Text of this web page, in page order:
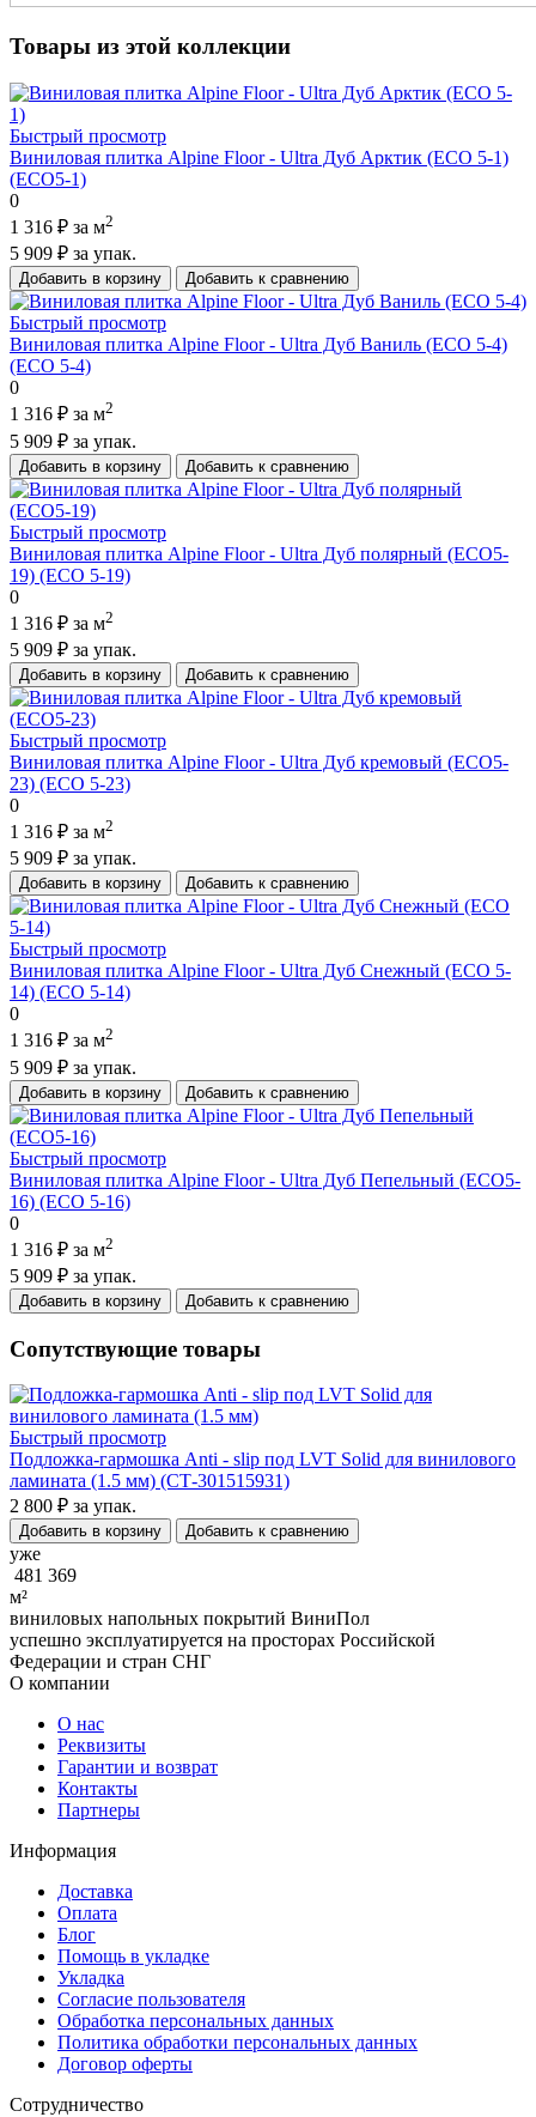
Товары из этой коллекции
Быстрый просмотр
Виниловая плитка Alpine Floor - Ultra Дуб Арктик (ECO 5-1)
(ECO5-1)
0
1 316 ₽ за м2
5 909 ₽ за упак.
Добавить в корзину Добавить к сравнению
Быстрый просмотр
Виниловая плитка Alpine Floor - Ultra Дуб Ваниль (ECO 5-4)
(ECO 5-4)
0
1 316 ₽ за м2
5 909 ₽ за упак.
Добавить в корзину Добавить к сравнению
Быстрый просмотр
Виниловая плитка Alpine Floor - Ultra Дуб полярный (ЕСО5-
19) (ECO 5-19)
0
1 316 ₽ за м2
5 909 ₽ за упак.
Добавить в корзину Добавить к сравнению
Быстрый просмотр
Виниловая плитка Alpine Floor - Ultra Дуб кремовый (ЕСО5-
23) (ECO 5-23)
0
1 316 ₽ за м2
5 909 ₽ за упак.
Добавить в корзину Добавить к сравнению
Быстрый просмотр
Виниловая плитка Alpine Floor - Ultra Дуб Снежный (ECO 5-
14) (ECO 5-14)
0
1 316 ₽ за м2
5 909 ₽ за упак.
Добавить в корзину Добавить к сравнению
Быстрый просмотр
Виниловая плитка Alpine Floor - Ultra Дуб Пепельный (ЕСО5-
16) (ECO 5-16)
0
1 316 ₽ за м2
5 909 ₽ за упак.
Добавить в корзину Добавить к сравнению
Сопутствующие товары
Быстрый просмотр
Подложка-гармошка Anti - slip под LVT Solid для винилового
ламината (1.5 мм) (СТ-301515931)
2 800 ₽ за упак.
Добавить в корзину Добавить к сравнению
уже
481 369
м²
виниловых напольных покрытий ВиниПол
успешно эксплуатируется на просторах Российской
Федерации и стран СНГ
О компании
О нас
Реквизиты
Гарантии и возврат
Контакты
Партнеры
Информация
Доставка
Оплата
Блог
Помощь в укладке
Укладка
Согласие пользователя
Обработка персональных данных
Политика обработки персональных данных
Договор оферты
Сотрудничество